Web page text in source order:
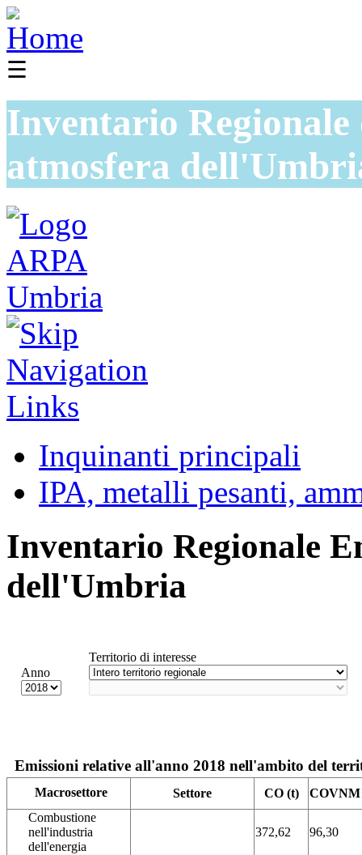
☰
Inventario
atmosfera
Inquinanti principali
IPA, metalli pesanti,
Inventario Regionale
dell'Umbria
Anno
Territorio di interesse
Emissioni relative all'anno 2018 nell'ambito del
Macrosettore Settore CO (t)
COVNM
Combustione
nell'industria
dell'energia
372,62 96,30